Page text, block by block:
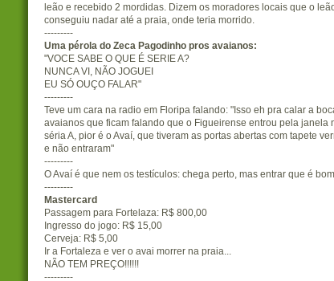
leão e recebido 2 mordidas. Dizem os moradores locais que o
conseguiu nadar até a praia, onde teria morrido.
---------
Uma pérola do Zeca Pagodinho pros avaianos:
"VOCE SABE O QUE É SERIE A?
NUNCA VI, NÃO JOGUEI
EU SÓ OUÇO FALAR"
---------
Teve um cara na radio em Floripa falando: "Isso eh pra calar a
avaianos que ficam falando que o Figueirense entrou pela janela
séria A, pior é o Avaí, que tiveram as portas abertas com tapete
e não entraram"
---------
O Avaí é que nem os testículos: chega perto, mas entrar que é
---------
Mastercard
Passagem para Fortelaza: R$ 800,00
Ingresso do jogo: R$ 15,00
Cerveja: R$ 5,00
Ir a Fortaleza e ver o avai morrer na praia...
NÃO TEM PREÇO!!!!!!
---------